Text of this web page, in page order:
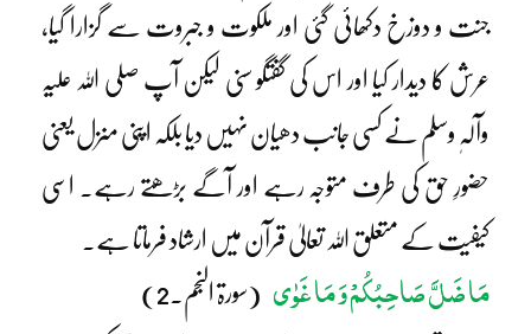
جنت و دوزخ دکھائی گئی اور ملکوت و جبروت سے گزارا گیا،
عرش کا دیدار کیا اور اس کی گفتگو سنی لیکن آپ صلی اللہ علیہ
وآلہٖ وسلم نے کسی جانب دھیان نہیں دیا بلکہ اپنی منزل یعنی
حضورِ حق کی طرف متوجہ رہے اور آگے بڑھتے رہے۔ اسی
کیفیت کے متعلق اللہ تعالیٰ قرآن میں ارشاد فرماتا ہے۔
مَا ضَلَّ صَاحِبُکُمْ وَ مَا غَوٰی (سورۃ النجم۔2)